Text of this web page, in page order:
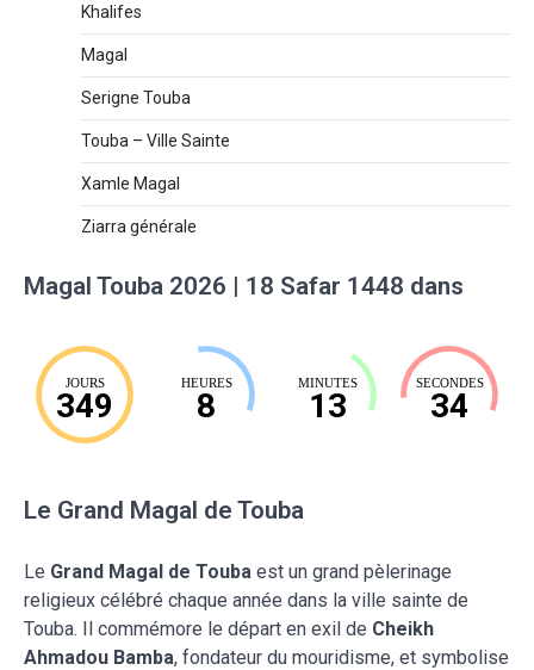
Khalifes
Magal
Serigne Touba
Touba – Ville Sainte
Xamle Magal
Ziarra générale
Magal Touba 2026 | 18 Safar 1448 dans
JOURS
349
HEURES
8
MINUTES
13
SECONDES
33
Le Grand Magal de Touba
Le Grand Magal de Touba est un grand pèlerinage
religieux célébré chaque année dans la ville sainte de
Touba. Il commémore le départ en exil de Cheikh
Ahmadou Bamba, fondateur du mouridisme, et symbolise